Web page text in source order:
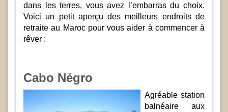
dans les terres, vous avez l’embarras du choix.
Voici un petit aperçu des meilleurs endroits de
retraite au Maroc pour vous aider à commencer à
rêver :
Cabo Négro
Agréable station
balnéaire aux